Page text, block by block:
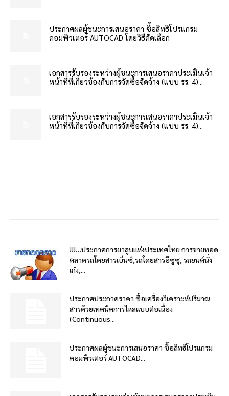
ประกาศผลผู้ชนะการเสนอราคา ซื้อสิทธิโปรแกรม
คอมพิวเตอร์ AUTOCAD โดยวิธีคัดเลือก
เอกสารรับรองระหว่างผู้ชนะการเสนอราคาประเมินเจ้า
หน้าที่ที่เกี่ยวข้องกับการจัดซื้อจัดจ้าง (แบบ รร. 4)...
เอกสารรับรองระหว่างผู้ชนะการเสนอราคาประเมินเจ้า
หน้าที่ที่เกี่ยวข้องกับการจัดซื้อจัดจ้าง (แบบ รร. 4)...
!!!…ประกาศการยาสูบแห่งประเทศไทย การขายทอด
ตลาดรถโดยสารเบ็นซ์,รถโดยสารอีซูซุ, รถยนต์นั่ง
เก๋ง,...
ประกาศประกวดราคา ซื้อเครื่องวิเคราะห์ปริมาณ
สารด้วยเทคนิคการไหลแบบต่อเนื่อง
(Continuous...
ประกาศผลผู้ชนะการเสนอราคา ซื้อสิทธิโปรแกรม
คอมพิวเตอร์ AUTOCAD...